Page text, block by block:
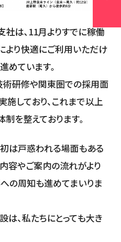
は、11月よりすでに稼働
より快適にご利用いただけ
めています。
術研修や関東圏での採用面
しており、これまで以上
を整えております。
は戸惑われる場面もある
容やご案内の流れがより
の周知も進めてまいりま
は、私たちにとっても大き